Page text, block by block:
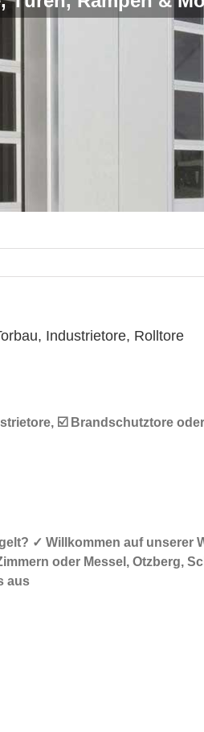
Industrietore, Rolltore
☑️ Brandschutztore
✓ Willkommen auf
oder Messel, Otzberg,
aus